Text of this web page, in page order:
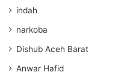
indah
narkoba
Dishub Aceh Barat
Anwar Hafid